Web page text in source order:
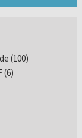
(100)
(6)